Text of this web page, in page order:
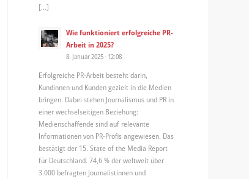
[…]
Wie funktioniert erfolgreiche PR-
Arbeit in 2025?
8. Januar 2025 - 12:08
Erfolgreiche PR-Arbeit besteht darin,
Kundinnen und Kunden gezielt in die Medien
bringen. Dabei stehen Journalismus und PR in
einer wechselseitigen Beziehung:
Medienschaffende sind auf relevante
Informationen von PR-Profis angewiesen. Das
bestätigt der 15. State of the Media Report
für Deutschland. 74,6 % der weltweit über
3.000 befragten Journalistinnen und